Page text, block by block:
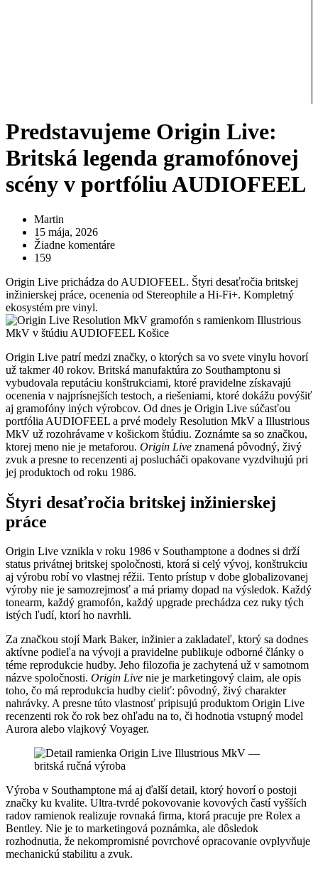
Predstavujeme Origin Live:
Britská legenda gramofónovej
scény v portfóliu AUDIOFEEL
Martin
15 mája, 2026
Žiadne komentáre
159
Origin Live prichádza do AUDIOFEEL. Štyri desaťročia britskej
inžinierskej práce, ocenenia od Stereophile a Hi-Fi+. Kompletný
ekosystém pre vinyl.
Origin Live patrí medzi značky, o ktorých sa vo svete vinylu hovorí
už takmer 40 rokov. Britská manufaktúra zo Southamptonu si
vybudovala reputáciu konštrukciami, ktoré pravidelne získavajú
ocenenia v najprísnejších testoch, a riešeniami, ktoré dokážu povýšiť
aj gramofóny iných výrobcov. Od dnes je Origin Live súčasťou
portfólia AUDIOFEEL a prvé modely Resolution MkV a Illustrious
MkV už rozohrávame v košickom štúdiu. Zoznámte sa so značkou,
ktorej meno nie je metaforou. Origin Live znamená pôvodný, živý
zvuk a presne to recenzenti aj poslucháči opakovane vyzdvihujú pri
jej produktoch od roku 1986.
Štyri desaťročia britskej inžinierskej
práce
Origin Live vznikla v roku 1986 v Southamptone a dodnes si drží
status privátnej britskej spoločnosti, ktorá si celý vývoj, konštrukciu
aj výrobu robí vo vlastnej réžii. Tento prístup v dobe globalizovanej
výroby nie je samozrejmosť a má priamy dopad na výsledok. Každý
tonearm, každý gramofón, každý upgrade prechádza cez ruky tých
istých ľudí, ktorí ho navrhli.
Za značkou stojí Mark Baker, inžinier a zakladateľ, ktorý sa dodnes
aktívne podieľa na vývoji a pravidelne publikuje odborné články o
téme reprodukcie hudby. Jeho filozofia je zachytená už v samotnom
názve spoločnosti. Origin Live nie je marketingový claim, ale opis
toho, čo má reprodukcia hudby cieliť: pôvodný, živý charakter
nahrávky. A presne túto vlastnosť pripisujú produktom Origin Live
recenzenti rok čo rok bez ohľadu na to, či hodnotia vstupný model
Aurora alebo vlajkový Voyager.
Výroba v Southamptone má aj ďalší detail, ktorý hovorí o postoji
značky ku kvalite. Ultra-tvrdé pokovovanie kovových častí vyšších
radov ramienok realizuje rovnaká firma, ktorá pracuje pre Rolex a
Bentley. Nie je to marketingová poznámka, ale dôsledok
rozhodnutia, že nekompromisné povrchové opracovanie ovplyvňuje
mechanickú stabilitu a zvuk.